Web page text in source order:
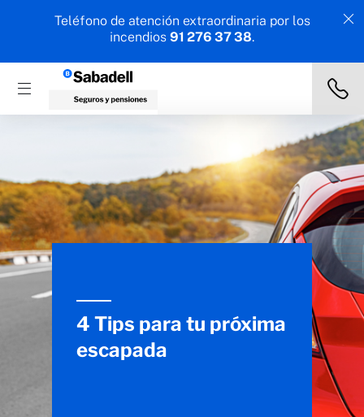
Teléfono de atención extraordinaria por los
incendios 91 276 37 38.
4 Tips para tu próxima
escapada